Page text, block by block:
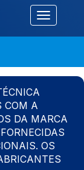
Alternar
COM A
DA MARCA
OS